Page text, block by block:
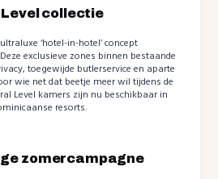
collectie
‘hotel-in-hotel’ concept
exclusieve zones binnen bestaande
toegewijde butlerservice en aparte
wie net dat beetje meer wil tijdens de
Level kamers zijn nu beschikbaar in
resorts.
zomercampagne